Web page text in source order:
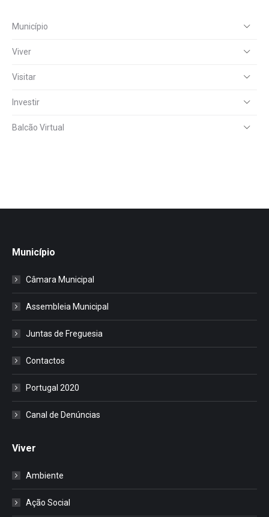
Município
Viver
Visitar
Investir
Balcão Virtual
Município
Câmara Municipal
Assembleia Municipal
Juntas de Freguesia
Contactos
Portugal 2020
Canal de Denúncias
Viver
Ambiente
Ação Social